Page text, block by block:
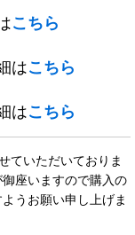
こちら
はこちら
はこちら
ていただいておりま
座いますので購入の
うお願い申し上げま